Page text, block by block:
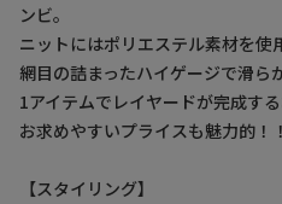
ンビ。
ニットにはポリエステル素材を使
網目の詰まったハイゲージで滑ら
1アイテムでレイヤードが完成す
お求めやすいプライスも魅力的！！
【スタイリング】